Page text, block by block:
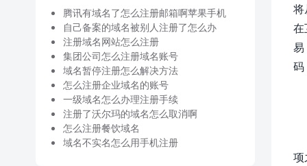
将
在
易
码
项
腾讯有域名了怎么注册邮箱啊苹果手机
自己备案的域名被别人注册了怎么办
注册域名网站怎么注册
集团公司怎么注册域名账号
域名暂停注册怎么解决方法
怎么注册企业域名的账号
一级域名怎么办理注册手续
注册了沃尔玛的域名怎么取消啊
怎么注册餐饮域名
域名不实名怎么用手机注册